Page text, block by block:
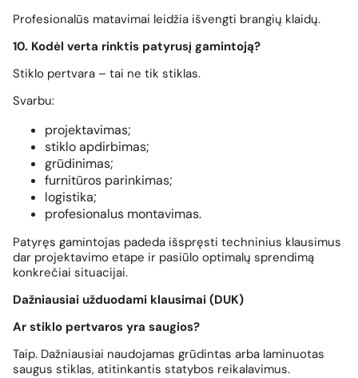
Profesionalūs matavimai leidžia išvengti brangių klaidų.
10. Kodėl verta rinktis patyrusį gamintoją?
Stiklo pertvara – tai ne tik stiklas.
Svarbu:
projektavimas;
stiklo apdirbimas;
grūdinimas;
furnitūros parinkimas;
logistika;
profesionalus montavimas.
Patyręs gamintojas padeda išspręsti techninius klausimus
dar projektavimo etape ir pasiūlo optimalų sprendimą
konkrečiai situacijai.
Dažniausiai užduodami klausimai (DUK)
Ar stiklo pertvaros yra saugios?
Taip. Dažniausiai naudojamas grūdintas arba laminuotas
saugus stiklas, atitinkantis statybos reikalavimus.